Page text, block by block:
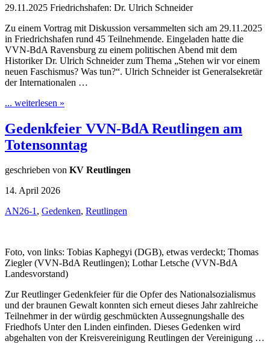
29.11.2025 Friedrichshafen: Dr. Ulrich Schneider
Zu einem Vortrag mit Diskussion versammelten sich am 29.11.2025
in Friedrichshafen rund 45 Teilnehmende. Eingeladen hatte die
VVN-BdA Ravensburg zu einem politischen Abend mit dem
Historiker Dr. Ulrich Schneider zum Thema „Stehen wir vor einem
neuen Faschismus? Was tun?“. Ulrich Schneider ist Generalsekretär
der Internationalen …
... weiterlesen »
Gedenkfeier VVN-BdA Reutlingen am
Totensonntag
geschrieben von KV Reutlingen
14. April 2026
AN26-1, Gedenken, Reutlingen
Foto, von links: Tobias Kaphegyi (DGB), etwas verdeckt; Thomas
Ziegler (VVN-BdA Reutlingen); Lothar Letsche (VVN-BdA
Landesvorstand)
Zur Reutlinger Gedenkfeier für die Opfer des Nationalsozialismus
und der braunen Gewalt konnten sich erneut dieses Jahr zahlreiche
Teilnehmer in der würdig geschmückten Aussegnungshalle des
Friedhofs Unter den Linden einfinden. Dieses Gedenken wird
abgehalten von der Kreisvereinigung Reutlingen der Vereinigung …